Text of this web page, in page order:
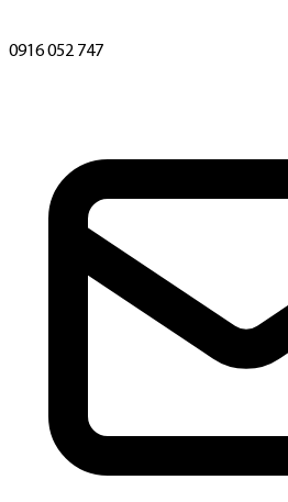
0916 052 747